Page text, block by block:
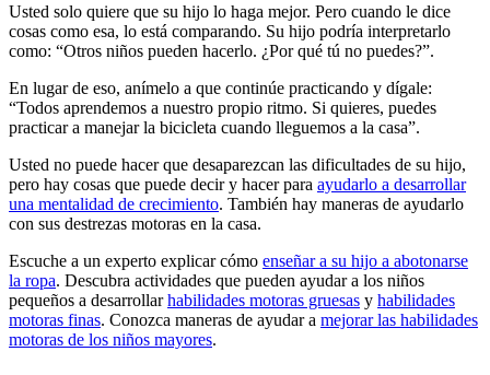
Usted solo quiere que su hijo lo haga mejor. Pero cuando le dice
cosas como esa, lo está comparando. Su hijo podría interpretarlo
como: “Otros niños pueden hacerlo. ¿Por qué tú no puedes?”.
En lugar de eso, anímelo a que continúe practicando y dígale:
“Todos aprendemos a nuestro propio ritmo. Si quieres, puedes
practicar a manejar la bicicleta cuando lleguemos a la casa”.
Usted no puede hacer que desaparezcan las dificultades de su hijo,
pero hay cosas que puede decir y hacer para ayudarlo a desarrollar
una mentalidad de crecimiento. También hay maneras de ayudarlo
con sus destrezas motoras en la casa.
Escuche a un experto explicar cómo enseñar a su hijo a abotonarse
la ropa. Descubra actividades que pueden ayudar a los niños
pequeños a desarrollarhabilidades motoras gruesas y habilidades
motoras finas. Conozca maneras de ayudar a mejorar las habilidades
motoras de los niños mayores.